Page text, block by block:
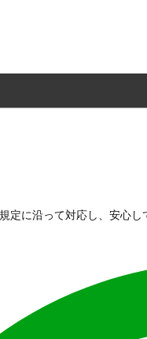
定に沿って対応し、安心